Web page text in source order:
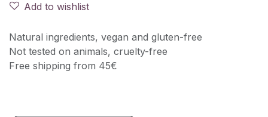
Add to wishlist
Natural ingredients, vegan and gluten-free
Not tested on animals, cruelty-free
Free shipping from 45€